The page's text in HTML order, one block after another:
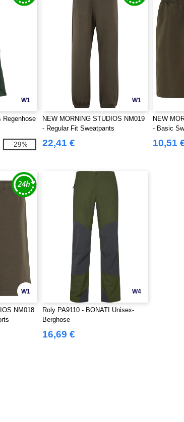
W1
Regenhose
-29%
W1
NEW MORNING STUDIOS NM019
- Regular Fit Sweatpants
22,41 €
NEW
- Basic
10,51
W1
NM018
W4
Roly PA9110 - BONATI Unisex-
Berghose
16,69 €